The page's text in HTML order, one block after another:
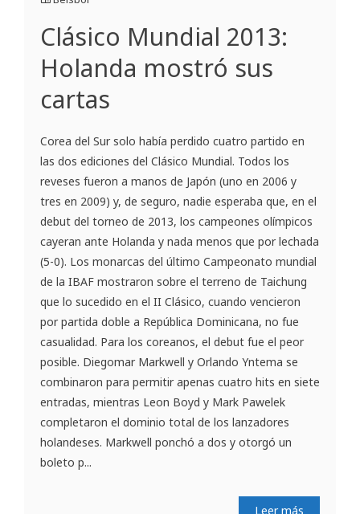
Clásico Mundial 2013:
Holanda mostró sus
cartas
Corea del Sur solo había perdido cuatro partido en
las dos ediciones del Clásico Mundial. Todos los
reveses fueron a manos de Japón (uno en 2006 y
tres en 2009) y, de seguro, nadie esperaba que, en el
debut del torneo de 2013, los campeones olímpicos
cayeran ante Holanda y nada menos que por lechada
(5-0). Los monarcas del último Campeonato mundial
de la IBAF mostraron sobre el terreno de Taichung
que lo sucedido en el II Clásico, cuando vencieron
por partida doble a República Dominicana, no fue
casualidad. Para los coreanos, el debut fue el peor
posible. Diegomar Markwell y Orlando Yntema se
combinaron para permitir apenas cuatro hits en siete
entradas, mientras Leon Boyd y Mark Pawelek
completaron el dominio total de los lanzadores
holandeses. Markwell ponchó a dos y otorgó un
boleto p...
Leer más